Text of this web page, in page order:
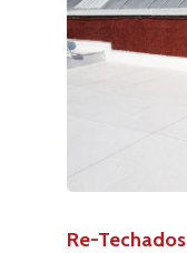
Re-Techados